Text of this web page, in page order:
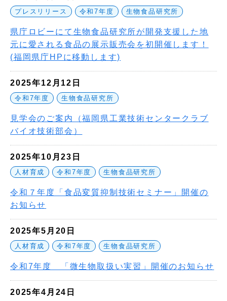
プレスリリース 令和7年度 生物食品研究所
県庁ロビーにて生物食品研究所が開発支援した地
元に愛される食品の展示販売会を初開催します！
(福岡県庁HPに移動します)
2025年12月12日
令和7年度 生物食品研究所
見学会のご案内（福岡県工業技術センタークラブ
バイオ技術部会）
2025年10月23日
人材育成 令和7年度 生物食品研究所
令和７年度「食品変質抑制技術セミナー」開催の
お知らせ
2025年5月20日
人材育成 令和7年度 生物食品研究所
令和7年度 「微生物取扱い実習」開催のお知らせ
2025年4月24日